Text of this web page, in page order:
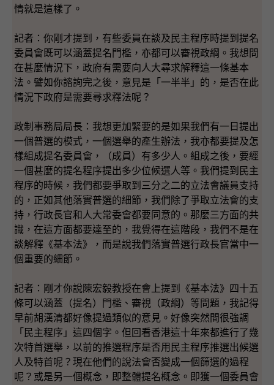
情就是這樣了。
記者：你剛才提到，有些委員在談及民主程序時提到提名
委員會既可以涵蓋提名門檻，亦都可以審視政綱。我想問
在甚麼情況下，政府有需要向人大尋求解釋這一條基本
法。譬如你諮詢完之後，意見是「一半半」的，是否在此
情況下政府是需要尋求釋法呢？
政制事務局局長：我想更加緊要的是如果我們有一日提出
一個普選的模式，一個選舉的產生辦法，我亦都要提及怎
樣組成提名委員會，（成員）有多少人。組成之後，要經
一個甚麼的提名程序提出多少位候選人等。我們提到民主
程序的時候，我們都要爭取到三分之二的立法會議員支持
的，正如其他落實普選的細節，我們除了爭取立法會的支
持，行政長官和人大常委會都要同意的。那麼三方面的共
識，在這方面都要達至的，我覺得在這階段，我們不是在
談解釋《基本法》，而是說我們落實普選行政長官當中一
個重要的細節。
記者：剛才你說陳宏毅教授在會上提到《基本法》四十五
條可以涵蓋（提名）門檻、審視（政綱）等問題，我記得
早前胡漢清都好像提過類似的意見。好像突然間很強調
「民主程序」這四個字。但回看香港這十年來都進行了幾
次特首選舉，以前的推選程序是否用民主程序推選出候選
人及特首呢？現在他們的說法會否變成一個篩選的過程
呢？或是另一個概念，即整體提名概念。即獲一個委員會